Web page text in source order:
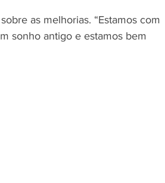
as melhorias. “Estamos com
sonho antigo e estamos bem